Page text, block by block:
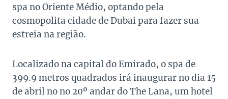
spa no Oriente Médio, optando pela
cosmopolita cidade de Dubai para fazer sua
estreia na região.
Localizado na capital do Emirado, o spa de
399.9 metros quadrados irá inaugurar no dia 15
de abril no no 20º andar do The Lana, um hotel